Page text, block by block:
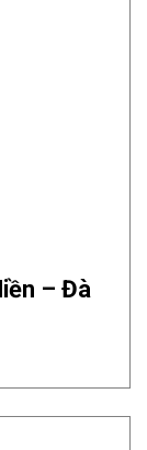
– Đà